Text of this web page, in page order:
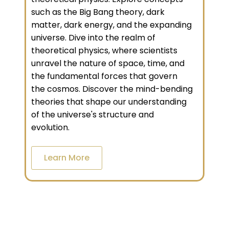
such as the Big Bang theory, dark
matter, dark energy, and the expanding
universe. Dive into the realm of
theoretical physics, where scientists
unravel the nature of space, time, and
the fundamental forces that govern
the cosmos. Discover the mind-bending
theories that shape our understanding
of the universe's structure and
evolution.
Learn More